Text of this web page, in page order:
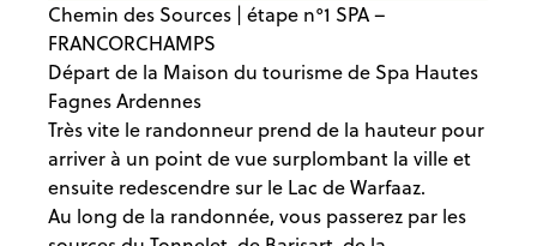
Chemin des Sources | étape n°1 SPA –
FRANCORCHAMPS
Départ de la Maison du tourisme de Spa Hautes
Fagnes Ardennes
Très vite le randonneur prend de la hauteur pour
arriver à un point de vue surplombant la ville et
ensuite redescendre sur le Lac de Warfaaz.
Au long de la randonnée, vous passerez par les